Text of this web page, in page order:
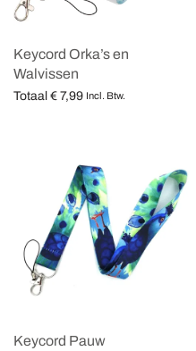
Keycord Orka’s en
Walvissen
Totaal € 7,99 Incl. Btw.
Keycord Pauw